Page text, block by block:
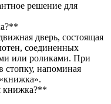
решение для
дверь, состоящая
соединенных
или роликами. При
стопку, напоминая
книжка?**